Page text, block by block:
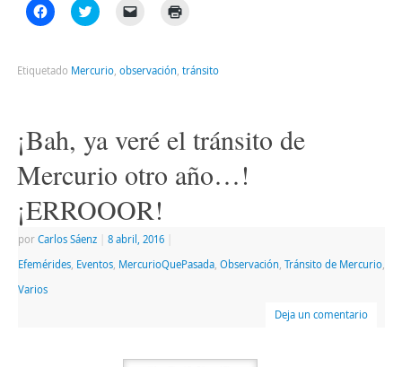
Haz
clic
Facebook
(Se
nueva)
Haz
clic
Twitter
(Se
nueva)
enlace
por
amigo
(Se
en
una
nueva)
abre
en
Etiquetado Mercurio, observación tránsito
¡Bah, ya veré el tránsito de
Mercurio otro año…!
¡ERROOOR!
por Carlos Sáenz 8 abril, 2016
Efemérides, Eventos, MercurioQuePasada, Observación Tránsito de Mercurio,
Varios
Deja un comentario